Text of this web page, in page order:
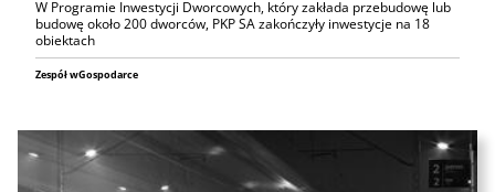
W Programie Inwestycji Dworcowych, który zakłada przebudowę lub
budowę około 200 dworców, PKP SA zakończyły inwestycje na 18
obiektach
Zespół wGospodarce